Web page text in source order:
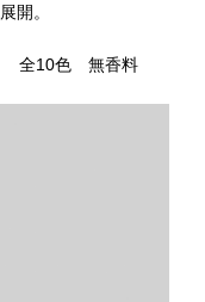
開。
） 全10色 無香料